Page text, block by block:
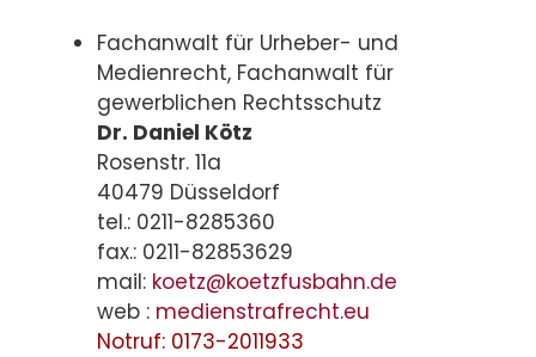
Fachanwalt für Urheber- und
Medienrecht, Fachanwalt für
gewerblichen Rechtsschutz
Dr. Daniel Kötz
Rosenstr. 11a
40479 Düsseldorf
tel.: 0211-8285360
fax.: 0211-82853629
mail: koetz@koetzfusbahn.de
web : medienstrafrecht.eu
Notruf: 0173-2011933